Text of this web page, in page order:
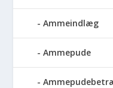
Ammeindlæg
Ammepude